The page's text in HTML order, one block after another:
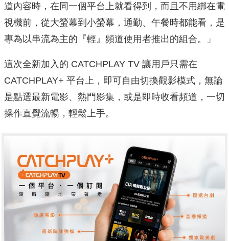
道內容時，在同一個平台上就看得到，而且不用綁在電
視機前，從大螢幕到小螢幕，通勤、午餐時都能看，是
專為以串流為主的『輕』頻道使用者推出的組合。」
這次全新加入的 CATCHPLAY TV 讓用戶只需在
CATCHPLAY+ 平台上，即可自由切換觀影模式，無論
是點選最新電影、熱門影集，或是即時收看頻道，一切
操作直覺流暢，輕鬆上手。